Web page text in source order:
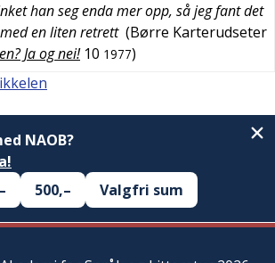
han seg enda mer opp, så jeg fant det
en liten retrett (Børre Karterudseter
Ja og nei! 10 1977)
NAOB?
500,– Valgfri sum